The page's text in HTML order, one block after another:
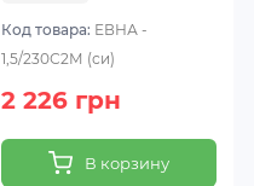
Код товара: ЕВНА -
1,5/230С2М (си)
2 226 грн
В корзину